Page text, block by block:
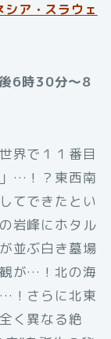
ア・スラウェ
6時30分～8
界で１１番目
…！？東西南
てできたとい
岩峰にホタル
並ぶ白き墓場
が…！北の海
！さらに北東
く異なる絶